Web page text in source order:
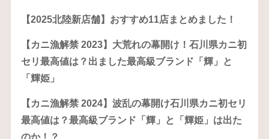
【2025北陸新店舗】おすすめ11店まとめました！
【カニ漁解禁 2023】大荒れの幕開け！石川県カニ初
セリ最高値は？出ました最高級ブランド「輝」と
「輝姫」
【カニ漁解禁 2024】波乱の幕開け石川県カニ初セリ
最高値は？最高級ブランド「輝」と「輝姫」は出た
のか！？